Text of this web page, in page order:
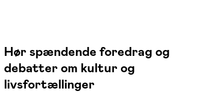
Hør spændende foredrag og
debatter om kultur og
livsfortællinger